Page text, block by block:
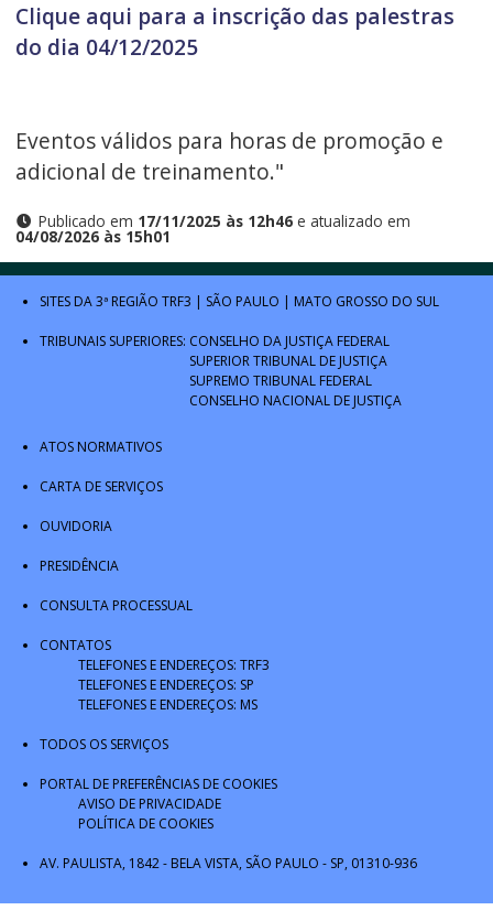
Clique aqui para a inscrição das palestras
do dia 04/12/2025
Eventos válidos para horas de promoção e
adicional de treinamento."
Publicado em 17/11/2025 às 12h46e atualizado em
04/08/2026 às 15h01
SITES DA 3ª REGIÃO TRF3 SÃO PAULO MATO GROSSO DO SUL
TRIBUNAIS SUPERIORES: CONSELHO DA JUSTIÇA FEDERAL
SUPERIOR TRIBUNAL DE JUSTIÇA
SUPREMO TRIBUNAL FEDERAL
CONSELHO NACIONAL DE JUSTIÇA
ATOS NORMATIVOS
CARTA DE SERVIÇOS
OUVIDORIA
PRESIDÊNCIA
CONSULTA PROCESSUAL
CONTATOS
TELEFONES E ENDEREÇOS: TRF3
TELEFONES E ENDEREÇOS: SP
TELEFONES E ENDEREÇOS: MS
TODOS OS SERVIÇOS
PORTAL DE PREFERÊNCIAS DE COOKIES
AVISO DE PRIVACIDADE
POLÍTICA DE COOKIES
AV. PAULISTA, 1842 - BELA VISTA, SÃO PAULO - SP, 01310-936